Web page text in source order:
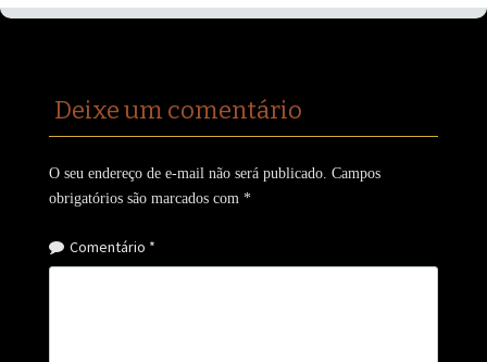
Deixe um comentário
O seu endereço de e-mail não será publicado. Campos
obrigatórios são marcados com *
Comentário *